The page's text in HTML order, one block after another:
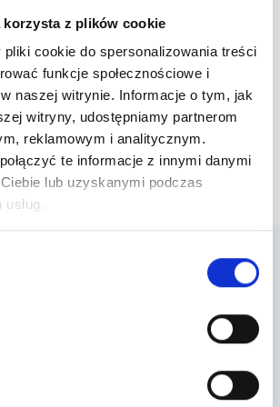
korzysta z plików cookie
cookie do spersonalizowania treści
funkcje społecznościowe i
naszej witrynie. Informacje o tym, jak
witryny, udostępniamy partnerom
reklamowym i analitycznym.
te informacje z innymi danymi
lub uzyskanymi podczas
ofertę dla swojej branży
możesz wykorzystać Loyalty Starter do